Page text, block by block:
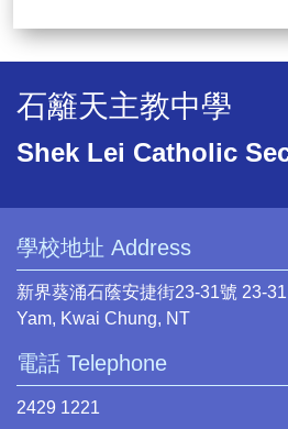
石籬天主教中學
Shek Lei Catholic
學校地址 Address
新界葵涌石蔭安捷街23-31號 23-
Yam, Kwai Chung, NT
電話 Telephone
2429 1221